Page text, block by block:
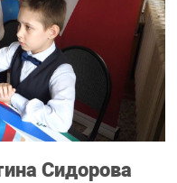
Сидорова